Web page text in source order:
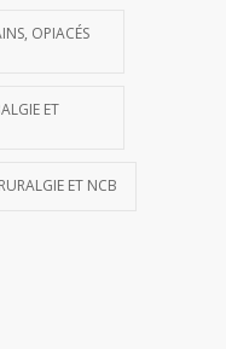
OPIACÉS
ET
ET NCB